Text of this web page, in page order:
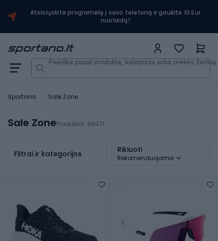
Atsisiųskite programėlę į savo telefoną ir gaukite 10 Eur
nuolaidą!
Paieška pagal produktą, kategoriją arba prekės ženklą
Sportano Sale Zone
Sale ZoneProduktai: 66971
Filtrai ir kategorijos Rikiuoti
Rekomenduojama